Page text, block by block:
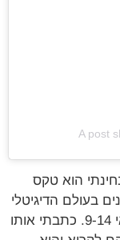
A
הוא טקס
הדיגיטלי
ועד השלבים האחרונים של החטיבה. גילאי 9-14. כתבתי אותו